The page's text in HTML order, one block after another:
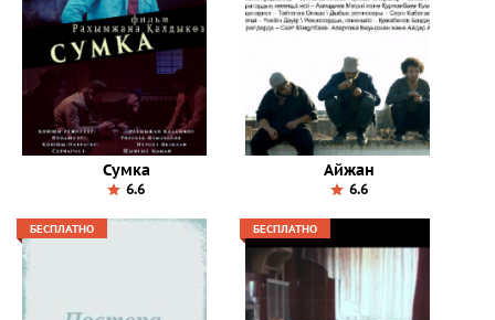
Сумка
6.6
Айжан
6.6
БЕСПЛАТНО БЕСПЛАТНО